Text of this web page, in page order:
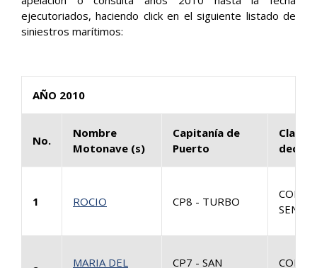
ejecutoriados, haciendo click en el siguiente listado de
siniestros marítimos:
AÑO 2010
No.
Nombre
Motonave (s)
Capitanía de
Puerto
Clase
1 ROCIO CP8 - TURBO
MARIA DEL
CP7 - SAN